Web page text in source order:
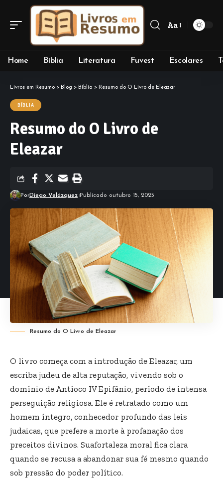
Font
Aa
Home Bíblia Literatura Fuvest Escolares
Livros em Resumo > Blog > Bíblia > Resumo do O Livro de Eleazar
BÍBLIA
Resumo do O Livro de
Eleazar
PorDiego Velázquez Publicado outubro 15, 2025
Resumo do O Livro de Eleazar
O livro começa com a introdução de Eleazar, um
escriba judeu de alta reputação, vivendo sob o
domínio de Antíoco IV Epifânio, período de intensa
perseguição religiosa. Ele é retratado como um
homem íntegro, conhecedor profundo das leis
judaicas, que prefere a morte à profanação dos
preceitos divinos. Suafortaleza moral fica clara
quando se recusa a abandonar sua fé mesmo quando
sob pressão do poder político.